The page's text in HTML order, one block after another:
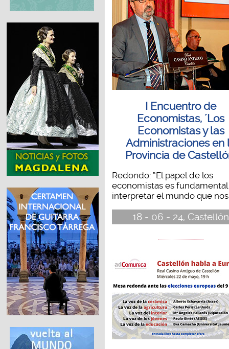
I Encuentro de
Economistas, ´Los
Economistas y las
Administraciones en
Provincia de
Redondo: “El papel de los
economistas es fundamental
interpretar el mundo que
18 - 06 - 24, Castellón